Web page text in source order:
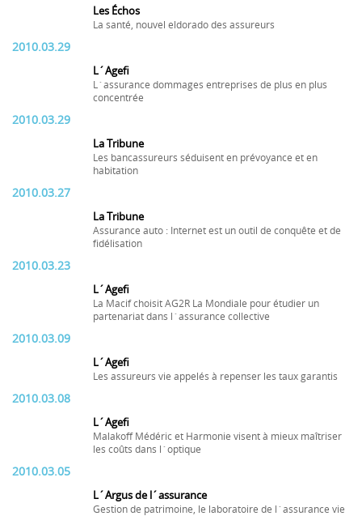
Les Échos
La santé, nouvel eldorado des assureurs
2010.03.29
L´Agefi
L´assurance dommages entreprises de plus en plus
concentrée
2010.03.29
La Tribune
Les bancassureurs séduisent en prévoyance et en
habitation
2010.03.27
La Tribune
Assurance auto : Internet est un outil de conquête et de
fidélisation
2010.03.23
L´Agefi
La Macif choisit AG2R La Mondiale pour étudier un
partenariat dans l´assurance collective
2010.03.09
L´Agefi
Les assureurs vie appelés à repenser les taux garantis
2010.03.08
L´Agefi
Malakoff Médéric et Harmonie visent à mieux maîtriser
les coûts dans l´optique
2010.03.05
L´Argus de l´assurance
Gestion de patrimoine, le laboratoire de l´assurance vie